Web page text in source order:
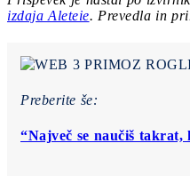
izdaja Aleteie. Prevedla in
Preberite še:
“Največ se naučiš takrat,